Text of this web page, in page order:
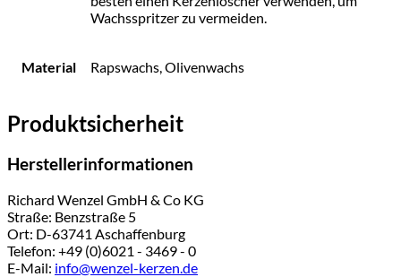
Wachsspritzer zu vermeiden.
Material Rapswachs, Olivenwachs
Produktsicherheit
Herstellerinformationen
Richard Wenzel GmbH & Co KG
Straße: Benzstraße 5
Ort: D-63741 Aschaffenburg
Telefon: +49 (0)6021 - 3469 - 0
E-Mail: info@wenzel-kerzen.de